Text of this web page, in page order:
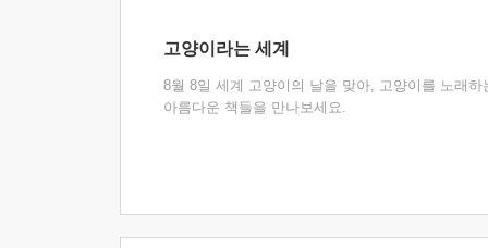
고양이라는 세계
8월 8일 세계 고양이의 날을 맞아, 고양이를 노래하
아름다운 책들을 만나보세요.